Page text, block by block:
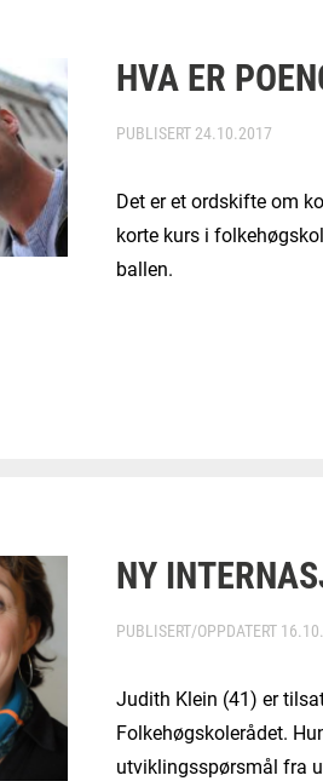
HVA ER
PUBLISERT 24.10.2017
Det er et ordskifte om
korte kurs i
ballen.
NY
PUBLISERT/OPPDATERT
Judith Klein (41) er
Folkehøgskolerådet.
utviklingsspørsmål fra